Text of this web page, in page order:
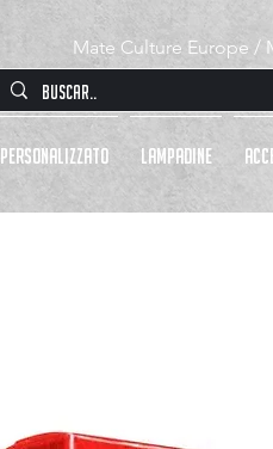
Mate Culture Europe /
PERSONALIZZATO LAMPADINE